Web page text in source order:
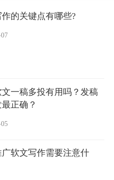
的关键点有哪些?
文一稿多投有用吗？发稿
正确？
广软文写作需要注意什